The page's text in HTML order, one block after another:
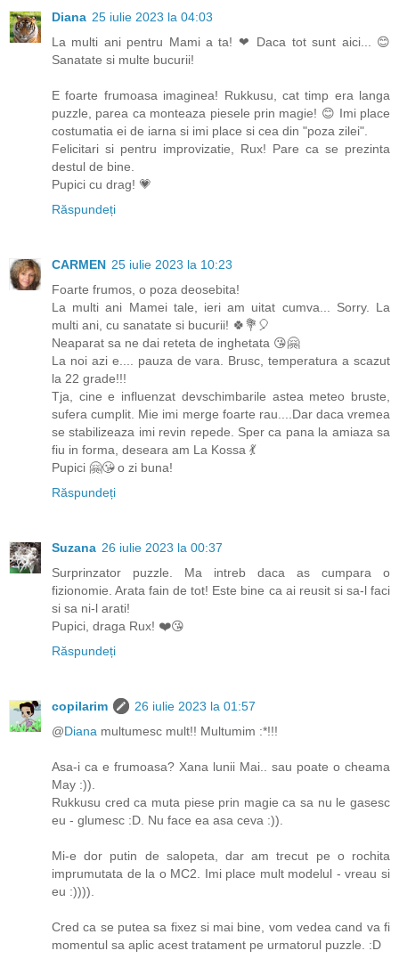
Diana 25 iulie 2023 la 04:03
La multi ani pentru Mami a ta! ❤ Daca tot sunt aici... 😊
Sanatate si multe bucurii!
E foarte frumoasa imaginea! Rukkusu, cat timp era langa
puzzle, parea ca monteaza piesele prin magie! 😊 Imi place
costumatia ei de iarna si imi place si cea din "poza zilei".
Felicitari si pentru improvizatie, Rux! Pare ca se prezinta
destul de bine.
Pupici cu drag! 💗
Răspundeți
CARMEN 25 iulie 2023 la 10:23
Foarte frumos, o poza deosebita!
La multi ani Mamei tale, ieri am uitat cumva... Sorry. La
multi ani, cu sanatate si bucurii! 🍀💐🎈
Neaparat sa ne dai reteta de inghetata 😘🤗
La noi azi e.... pauza de vara. Brusc, temperatura a scazut
la 22 grade!!!
Tja, cine e influenzat devschimbarile astea meteo bruste,
sufera cumplit. Mie imi merge foarte rau....Dar daca vremea
se stabilizeaza imi revin repede. Sper ca pana la amiaza sa
fiu in forma, deseara am La Kossa 💃
Pupici 🤗😘 o zi buna!
Răspundeți
Suzana 26 iulie 2023 la 00:37
Surprinzator puzzle. Ma intreb daca as cumpara o
fizionomie. Arata fain de tot! Este bine ca ai reusit si sa-l faci
si sa ni-l arati!
Pupici, draga Rux! ❤️😘
Răspundeți
copilarim
26 iulie 2023 la 01:57
@Diana multumesc mult!! Multumim :*!!!
Asa-i ca e frumoasa? Xana lunii Mai.. sau poate o cheama
May :)).
Rukkusu cred ca muta piese prin magie ca sa nu le gasesc
eu - glumesc :D. Nu face ea asa ceva :)).
Mi-e dor putin de salopeta, dar am trecut pe o rochita
imprumutata de la o MC2. Imi place mult modelul - vreau si
eu :)))).
Cred ca se putea sa fixez si mai bine, vom vedea cand va fi
momentul sa aplic acest tratament pe urmatorul puzzle. :D